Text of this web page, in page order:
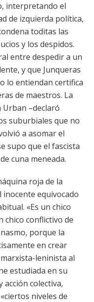
interpretando el
de izquierda política,
toditas las
y los despidos.
entre despedir a un
y que Junqueras
lo entiendan certifica
de maestros. La
Urban –declaró
suburbiales que no
a asomar el
supo que el fascista
cuna meneada.
roja de la
equivocado
«Es un chico
chico conflictivo de
porque la
en crear
leninista al
estudiada en su
colectiva,
niveles de